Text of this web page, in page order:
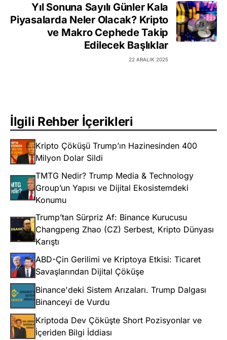
Yıl Sonuna Sayılı Günler Kala
Piyasalarda Neler Olacak? Kripto
ve Makro Cephede Takip
Edilecek Başlıklar
22 ARALIK 2025
İlgili Rehber İçerikleri
Kripto Çöküşü Trump’ın Hazinesinden 400
Milyon Dolar Sildi
TMTG Nedir? Trump Media & Technology
Group’un Yapısı ve Dijital Ekosistemdeki
Konumu
Trump’tan Sürpriz Af: Binance Kurucusu
Changpeng Zhao (CZ) Serbest, Kripto Dünyası
Karıştı
ABD-Çin Gerilimi ve Kriptoya Etkisi: Ticaret
Savaşlarından Dijital Çöküşe
Binance'deki Sistem Arızaları. Trump Dalgası
Binanceyi de Vurdu
Kriptoda Dev Çöküşte Short Pozisyonlar ve
İçeriden Bilgi İddiası